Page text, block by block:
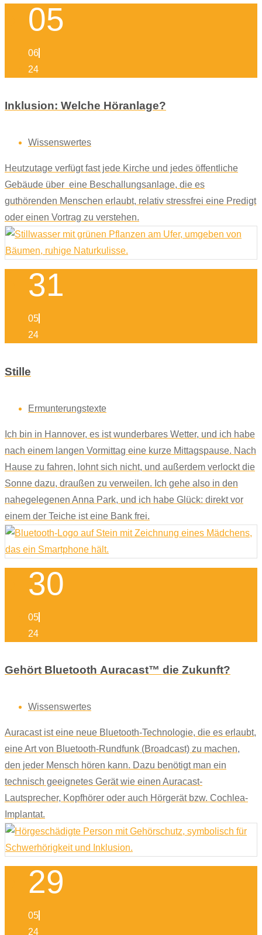
05
06
24
Inklusion: Welche Höranlage?
Wissenswertes
Heutzutage verfügt fast jede Kirche und jedes öffentliche
Gebäude über eine Beschallungsanlage, die es
guthörenden Menschen erlaubt, relativ stressfrei eine Predigt
oder einen Vortrag zu verstehen.
31
05
24
Stille
Ermunterungstexte
Ich bin in Hannover, es ist wunderbares Wetter, und ich habe
nach einem langen Vormittag eine kurze Mittagspause. Nach
Hause zu fahren, lohnt sich nicht, und außerdem verlockt die
Sonne dazu, draußen zu verweilen. Ich gehe also in den
nahegelegenen Anna Park, und ich habe Glück: direkt vor
einem der Teiche ist eine Bank frei.
30
05
24
Gehört Bluetooth Auracast™ die Zukunft?
Wissenswertes
Auracast ist eine neue Bluetooth-Technologie, die es erlaubt,
eine Art von Bluetooth-Rundfunk (Broadcast) zu machen,
den jeder Mensch hören kann. Dazu benötigt man ein
technisch geeignetes Gerät wie einen Auracast-
Lautsprecher, Kopfhörer oder auch Hörgerät bzw. Cochlea-
Implantat.
29
05
24